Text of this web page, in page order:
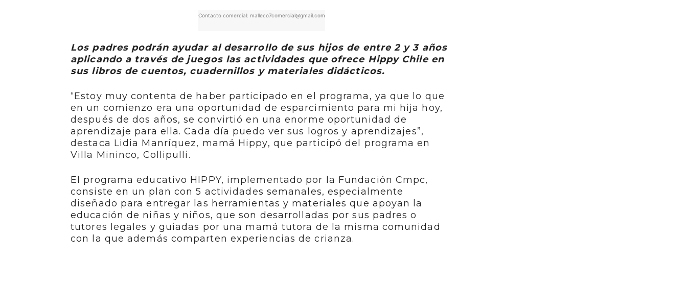
Contacto comercial: malleco7comercial@gmail.com
Los padres podrán ayudar al desarrollo de sus hijos de entre 2 y 3 años
aplicando a través de juegos las actividades que ofrece Hippy Chile en
sus libros de cuentos, cuadernillos y materiales didácticos.
“Estoy muy contenta de haber participado en el programa, ya que lo que
en un comienzo era una oportunidad de esparcimiento para mi hija hoy,
después de dos años, se convirtió en una enorme oportunidad de
aprendizaje para ella. Cada día puedo ver sus logros y aprendizajes”,
destaca Lidia Manríquez, mamá Hippy, que participó del programa en
Villa Mininco, Collipulli.
El programa educativo HIPPY, implementado por la Fundación Cmpc,
consiste en un plan con 5 actividades semanales, especialmente
diseñado para entregar las herramientas y materiales que apoyan la
educación de niñas y niños, que son desarrolladas por sus padres o
tutores legales y guiadas por una mamá tutora de la misma comunidad
con la que además comparten experiencias de crianza.